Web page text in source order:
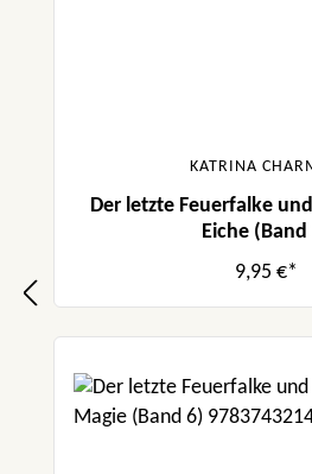
KATRINA
Der letzte Feuerfalke
Eiche (Band
9,95 €*